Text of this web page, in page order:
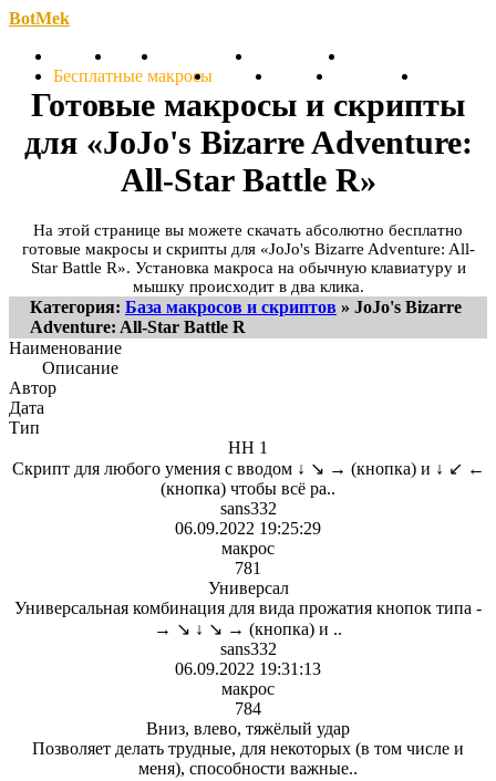
BotMek
Скачать
Обзор Обновления Инструкция
Бесплатные макросы Тарифы Отзывы Поддержка
Готовые макросы и скрипты
для «JoJo's Bizarre Adventure:
All-Star Battle R»
На этой странице вы можете скачать абсолютно бесплатно
готовые макросы и скрипты для «JoJo's Bizarre Adventure: All-
Star Battle R». Установка макроса на обычную клавиатуру и
мышку происходит в два клика.
Категория: База макросов и скриптов » JoJo's Bizarre
Adventure: All-Star Battle R
Наименование
Описание
Автор
Дата
Тип
HH 1
Скрипт для любого умения с вводом ↓ ↘ → (кнопка) и ↓ ↙ ←
(кнопка) чтобы всё ра..
sans332
06.09.2022 19:25:29
макрос
781
Универсал
Универсальная комбинация для вида прожатия кнопок типа -
→ ↘ ↓ ↘ → (кнопка) и ..
sans332
06.09.2022 19:31:13
макрос
784
Вниз, влево, тяжёлый удар
Позволяет делать трудные, для некоторых (в том числе и
меня), способности важные..